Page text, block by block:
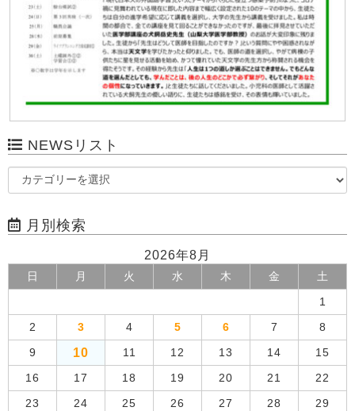
NEWSリスト
月別検索
2026年8月
日 月 火 水 木 金 土
1
2 3 4 5 6 7 8
9 10 11 12 13 14 15
16 17 18 19 20 21 22
23 24 25 26 27 28 29